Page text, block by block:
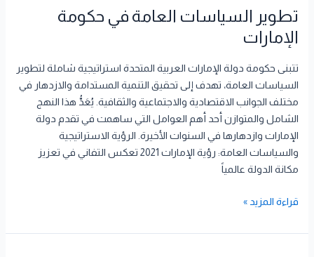
تطوير السياسات العامة في حكومة
الإمارات
تتبنى حكومة دولة الإمارات العربية المتحدة استراتيجية شاملة لتطوير
السياسات العامة، تهدف إلى تحقيق التنمية المستدامة والازدهار في
مختلف الجوانب الاقتصادية والاجتماعية والثقافية. يُعَدُّ هذا النهج
الشامل والمتوازن أحد أهم العوامل التي ساهمت في تقدم دولة
الإمارات وازدهارها في السنوات الأخيرة. الرؤية الاستراتيجية
والسياسات العامة: رؤية الإمارات 2021 تعكس التفاني في تعزيز
مكانة الدولة عالمياً
العامة
في
حكومة
الإمارات
قراءة المزيد »